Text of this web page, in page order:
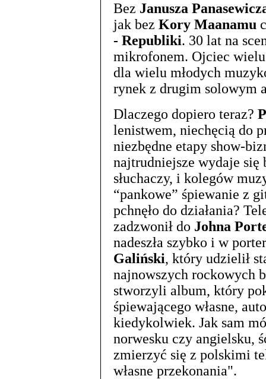
Bez Janusza
jak bez Kory Maanamu
- Republiki. 30 lat na
mikrofonem. Ojciec
dla wielu młodych
rynek z drugim solowym
Dlaczego dopiero teraz?
lenistwem, niechęcią do
niezbędne etapy show-
najtrudniejsze wydaje się
słuchaczy, i kolegów
“pankowe” śpiewanie z
pchnęło do działania?
zadzwonił do Johna
nadeszła szybko i w
Galiński, który udzielił
najnowszych rockowych
stworzyli album, który
śpiewającego własne,
kiedykolwiek. Jak sam
norwesku czy angielsku,
zmierzyć się z polskimi
własne przekonania".